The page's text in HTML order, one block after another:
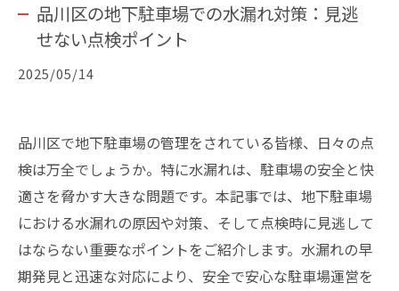
品川区の地下駐車場での水漏れ対策：見逃
せない点検ポイント
2025/05/14
品川区で地下駐車場の管理をされている皆様、日々の点
検は万全でしょうか。特に水漏れは、駐車場の安全と快
適さを脅かす大きな問題です。本記事では、地下駐車場
における水漏れの原因や対策、そして点検時に見逃して
はならない重要なポイントをご紹介します。水漏れの早
期発見と迅速な対応により、安全で安心な駐車場運営を